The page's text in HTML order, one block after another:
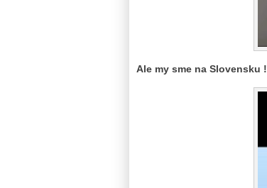
Ale my sme na Slovensku !